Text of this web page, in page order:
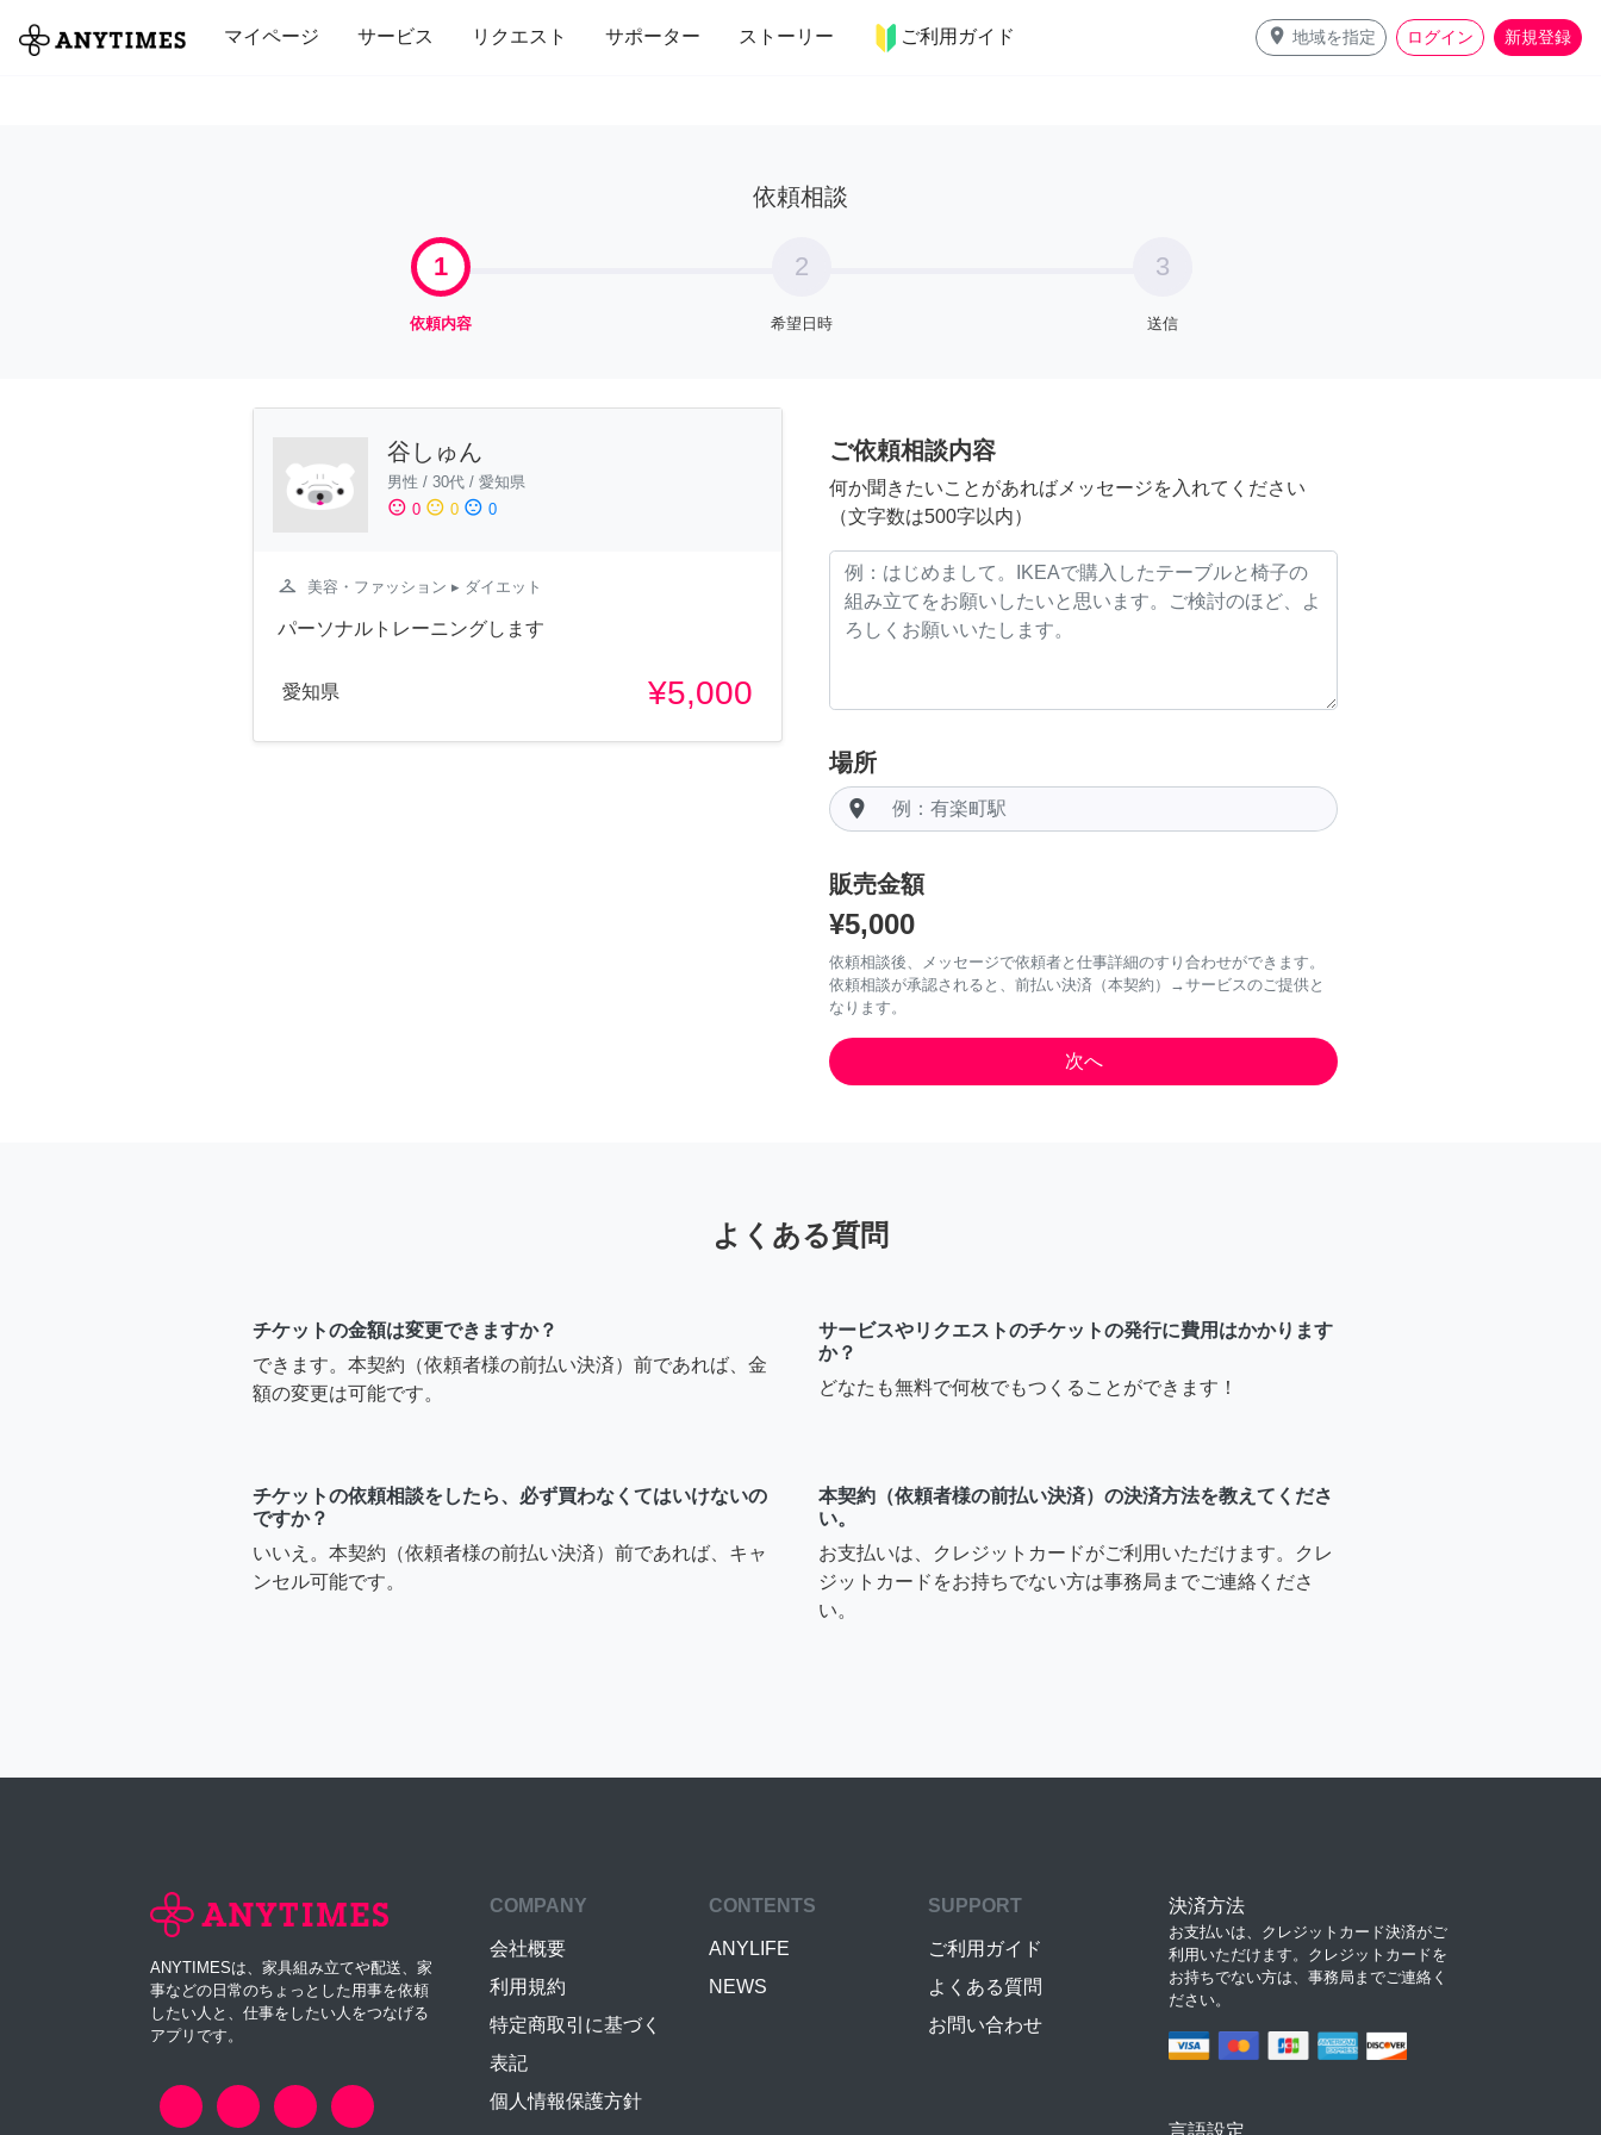
マイページ サービス リクエスト サポーター ストーリー ご利用ガイド place 地域を指定 ログイン 新規登録
全て 修理・組立 家事 引っ越し インテリア 趣味・習い事 ペット 料理
依頼相談
1
依頼内容
2
希望日時
3
送信
谷しゅん
男性 / 30代 / 愛知県
sentiment_satisfied 0 sentiment_neutral 0 sentiment_dissatisfied 0
checkroom 美容・ファッション ▸ ダイエット
パーソナルトレーニングします
愛知県 ¥5,000
ご依頼相談内容
何か聞きたいことがあればメッセージを入れてください
（文字数は500字以内）
場所
room
販売金額
¥5,000
依頼相談後、メッセージで依頼者と仕事詳細のすり合わせができます。
依頼相談が承認されると、前払い決済（本契約）→サービスのご提供と
なります。
よくある質問
チケットの金額は変更できますか？
できます。本契約（依頼者様の前払い決済）前であれば、金
額の変更は可能です。
サービスやリクエストのチケットの発行に費用はかかります
か？
どなたも無料で何枚でもつくることができます！
チケットの依頼相談をしたら、必ず買わなくてはいけないの
ですか？
いいえ。本契約（依頼者様の前払い決済）前であれば、キャ
ンセル可能です。
本契約（依頼者様の前払い決済）の決済方法を教えてくださ
い。
お支払いは、クレジットカードがご利用いただけます。クレ
ジットカードをお持ちでない方は事務局までご連絡くださ
い。
ANYTIMESは、家具組み立てや配送、家
事などの日常のちょっとした用事を依頼
したい人と、仕事をしたい人をつなげる
アプリです。
COMPANY
会社概要
利用規約
特定商取引に基づく
表記
個人情報保護方針
CONTENTS
ANYLIFE
NEWS
SUPPORT
ご利用ガイド
よくある質問
お問い合わせ
決済方法
お支払いは、クレジットカード決済がご
利用いただけます。クレジットカードを
お持ちでない方は、事務局までご連絡く
ださい。
言語設定